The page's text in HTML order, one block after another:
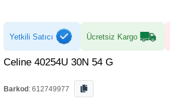
Yetkili Satıcı Ücretsiz Kargo
Celine 40254U 30N 54 G
Barkod : 612749977